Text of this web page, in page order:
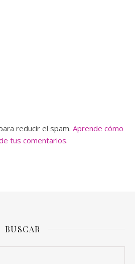
reducir el spam. Aprende cómo
tus comentarios.
BUSCAR